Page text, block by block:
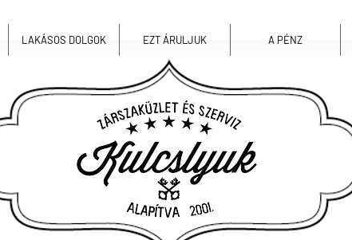
LAKÁSOS DOLGOK EZT ÁRULJUK A PÉNZ